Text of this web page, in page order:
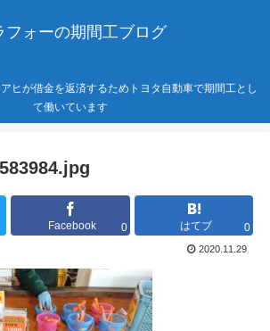
フォーの期間工ブログ
ヒが借金を返済するためトヨタ自動車で期間工とし
て働いています
Facebook 0 はてブ 0
2020.11.29